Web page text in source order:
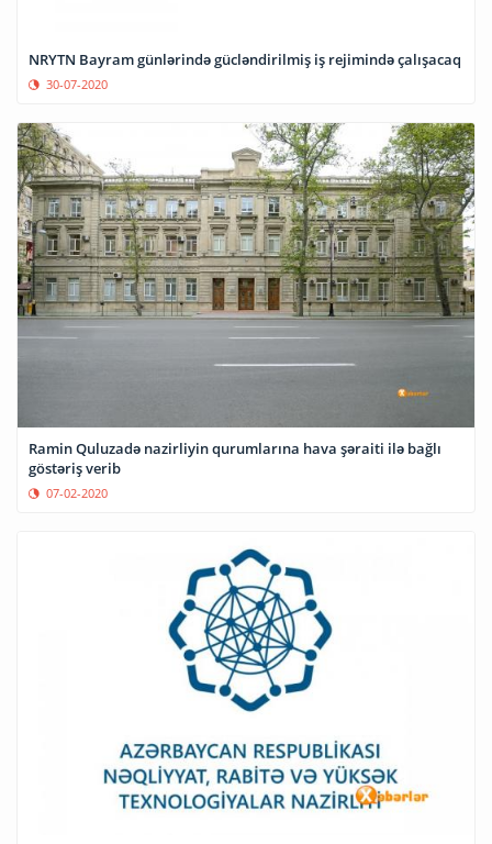
NRYTN Bayram günlərində gücləndirilmiş iş rejimində çalışacaq
30-07-2020
Ramin Quluzadə nazirliyin qurumlarına hava şəraiti ilə bağlı
göstəriş verib
07-02-2020